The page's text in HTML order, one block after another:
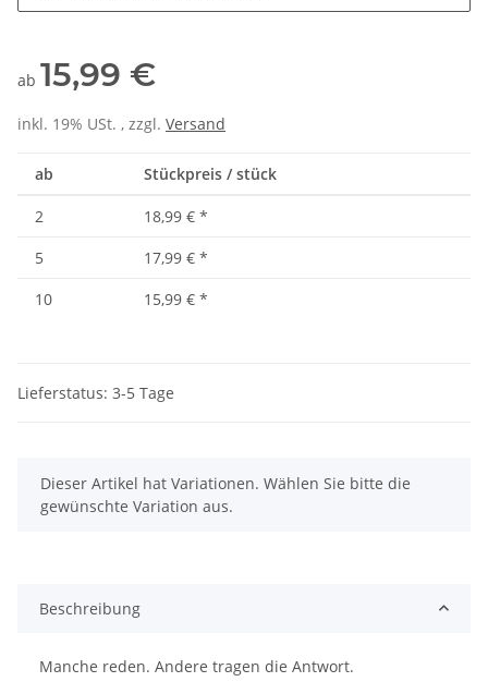
ab 15,99 €
inkl. 19% USt. , zzgl. Versand
ab Stückpreis / stück
2 18,99 € *
5
17,99 € *
10
15,99 € *
Lieferstatus: 3-5 Tage
x
Dieser Artikel hat Variationen. Wählen Sie bitte die
gewünschte Variation aus.
Beschreibung
Manche reden. Andere tragen die Antwort.